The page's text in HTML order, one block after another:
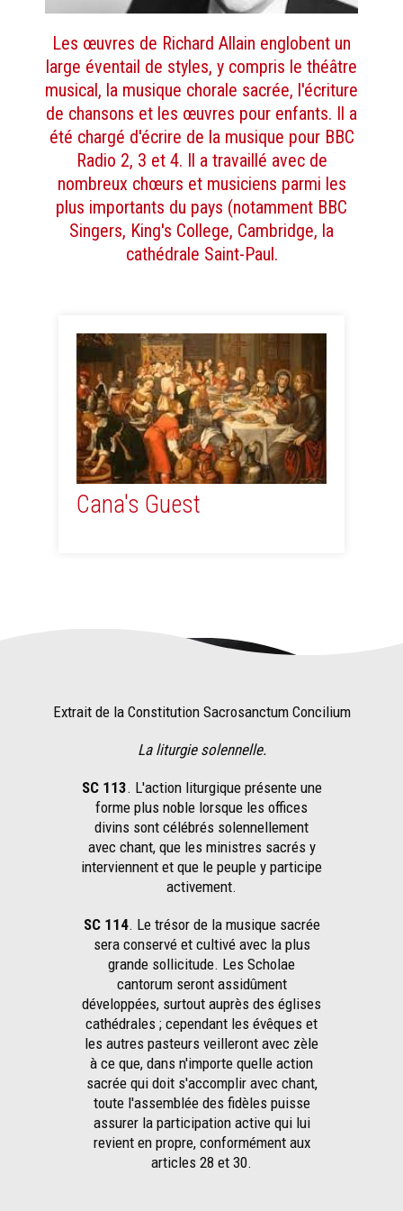
Les œuvres de Richard Allain englobent un
large éventail de styles, y compris le théâtre
musical, la musique chorale sacrée, l'écriture
de chansons et les œuvres pour enfants. Il a
été chargé d'écrire de la musique pour BBC
Radio 2, 3 et 4. Il a travaillé avec de
nombreux chœurs et musiciens parmi les
plus importants du pays (notamment BBC
Singers, King's College, Cambridge, la
cathédrale Saint-Paul.
Cana's Guest
Extrait de la Constitution Sacrosanctum Concilium
La liturgie solennelle.
SC 113. L'action liturgique présente une
forme plus noble lorsque les offices
divins sont célébrés solennellement
avec chant, que les ministres sacrés y
interviennent et que le peuple y participe
activement.
SC 114. Le trésor de la musique sacrée
sera conservé et cultivé avec la plus
grande sollicitude. Les Scholae
cantorum seront assidûment
développées, surtout auprès des églises
cathédrales ; cependant les évêques et
les autres pasteurs veilleront avec zèle
à ce que, dans n'importe quelle action
sacrée qui doit s'accomplir avec chant,
toute l'assemblée des fidèles puisse
assurer la participation active qui lui
revient en propre, conformément aux
articles 28 et 30.